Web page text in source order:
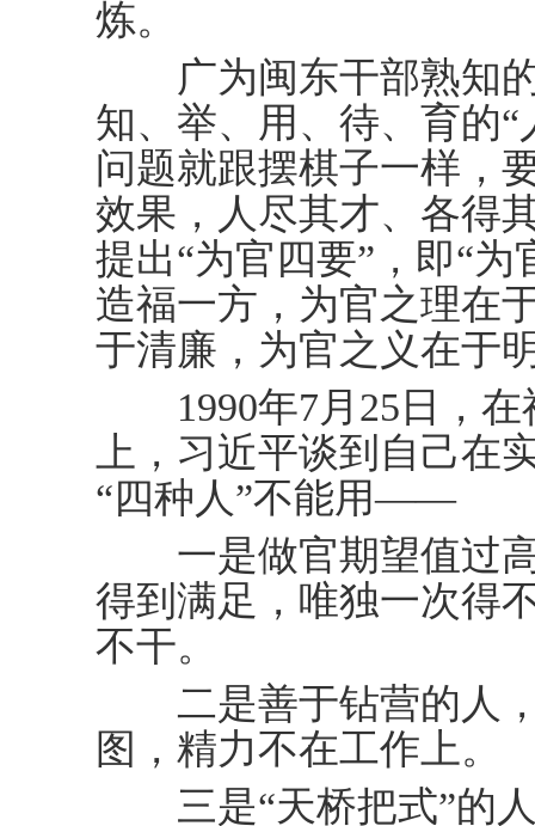
炼。
广为闽东干部熟知的
知、举、用、待、育的
问题就跟摆棋子一样，
效果，人尽其才、各得
提出“为官四要”，即“
造福一方，为官之理在
于清廉，为官之义在于
1990年7月25日，在
上，习近平谈到自己在
“四种人”不能用——
一是做官期望值过高
得到满足，唯独一次得
不干。
二是善于钻营的人，
图，精力不在工作上。
三是“天桥把式”的人